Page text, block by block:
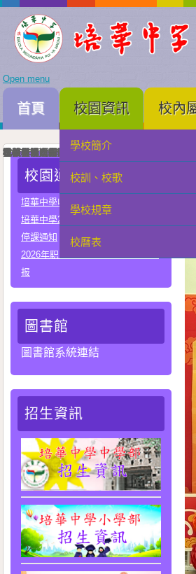
Open menu
首頁 校園資訊
學校簡介
校訓、校歌
學校規章
校曆表
校內
我校與河南省實驗中學正式締結姐妹校
培華中學建校三十周年暨智慧教學及科技教育
智慧教學及科技教育成果展一眾主禮嘉賓為成
中國優秀運動員王麗與我校簽署合作協議共育體
李秋林校長與孫詠雅副校長率領學生代表出席
2025年度中學畢業典禮高三畢業生與嘉賓合照
我校與澳門理工大學正式署合作協議
我校與澳門電訊正式簽署人工智能合作協議
我校與珠海市金灣區四季學校締結姐妹學校
我校男子D組在第四十九屆學界籃球比賽中榮獲
學科常識問答比賽圓滿落幕嘉賓、行政、老師
在第三十四屆校際戲劇比賽中我校小學組榮獲
在第三十四屆校際戲劇比賽中我校中學組A隊
在第三十四屆校際戲劇比賽中我校中學組B隊榮
我校與常州市第一中學締結姐妹學校
我校在第四十四屆校際舞蹈比賽榮獲小學組優良
我校在第四十四屆校際舞蹈比賽榮獲中學組甲級
校園通告
培華中學收費項目一覽表
培華中學2024-2025學年報名費
停課通知
2026年职业教育国家教学成果奖申
报
圖書館
圖書館系統連結
招生資訊